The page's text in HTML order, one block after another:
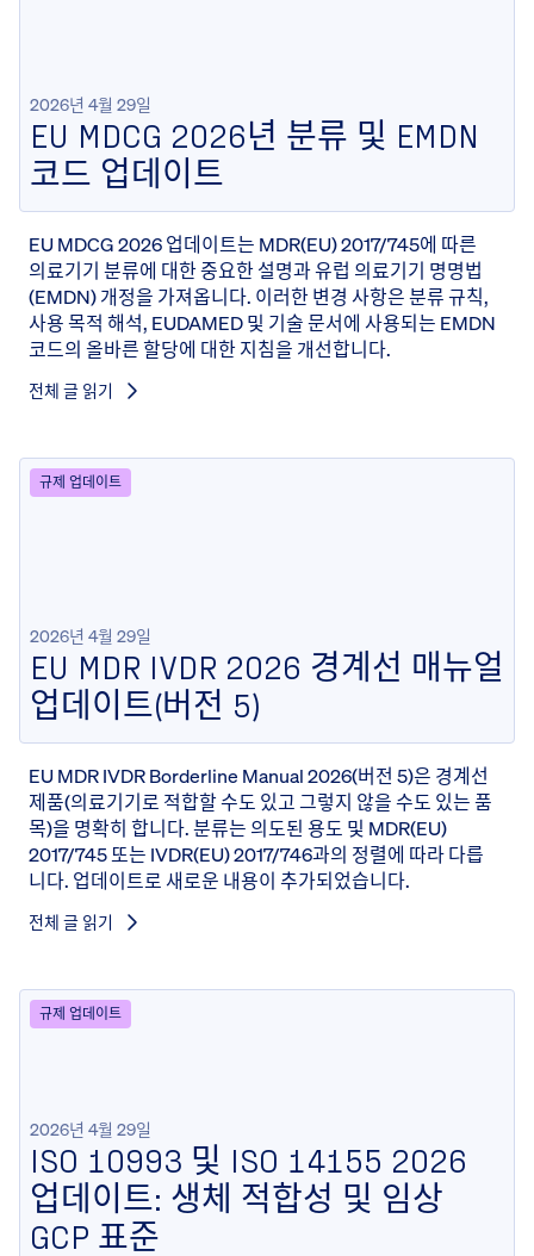
2026년 4월 29일
EU MDCG 2026년 분류 및 EMDN
코드 업데이트
EU MDCG 2026 업데이트는 MDR(EU) 2017/745에 따른
의료기기 분류에 대한 중요한 설명과 유럽 의료기기 명명법
(EMDN) 개정을 가져옵니다. 이러한 변경 사항은 분류 규칙,
사용 목적 해석, EUDAMED 및 기술 문서에 사용되는 EMDN
코드의 올바른 할당에 대한 지침을 개선합니다.
전체 글 읽기
규제 업데이트
2026년 4월 29일
EU MDR IVDR 2026 경계선 매뉴얼
업데이트(버전 5)
EU MDR IVDR Borderline Manual 2026(버전 5)은 경계선
제품(의료기기로 적합할 수도 있고 그렇지 않을 수도 있는 품
목)을 명확히 합니다. 분류는 의도된 용도 및 MDR(EU)
2017/745 또는 IVDR(EU) 2017/746과의 정렬에 따라 다릅
니다. 업데이트로 새로운 내용이 추가되었습니다.
전체 글 읽기
규제 업데이트
2026년 4월 29일
ISO 10993 및 ISO 14155 2026
업데이트: 생체 적합성 및 임상
GCP 표준